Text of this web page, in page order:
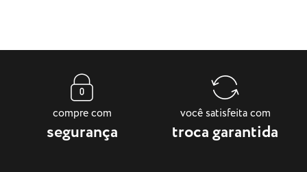
compre com
segurança
você satisfeita com
troca garantida